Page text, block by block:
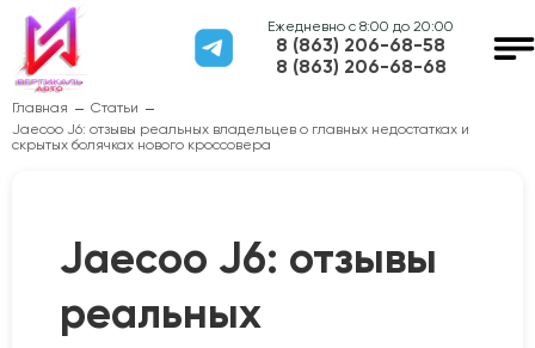
Ежедневно с 8:00 до 20:00
8 (863) 206-68-58
8 (863) 206-68-68
Главная
Статьи
Jaecoo J6: отзывы реальных владельцев о главных недостатках и
скрытых болячках нового кроссовера
Jaecoo J6: отзывы
реальных